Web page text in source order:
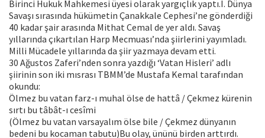
Birinci Hukuk Mahkemesi üyesi olarak yargıçlık yaptı.I. Dünya
Savaşı sırasında hükümetin Çanakkale Cephesi’ne gönderdiği
40 kadar şair arasında Mithat Cemal de yer aldı. Savaş
yıllarında çıkartılan Harp Mecmuası’nda şiirlerini yayımladı.
Milli Mücadele yıllarında da şiir yazmaya devam etti.
30 Ağustos Zaferi’nden sonra yazdığı ‘Vatan Hisleri’ adlı
şiirinin son iki mısrası TBMM’de Mustafa Kemal tarafından
okundu:
Ölmez bu vatan farz-ı muhal ölse de hattâ / Çekmez kürenin
sırtı bu tâbât-ı cesîmi
(Ölmez bu vatan varsayalım ölse bile / Çekmez dünyanın
bedeni bu kocaman tabutu)Bu olay, ününü birden arttırdı.